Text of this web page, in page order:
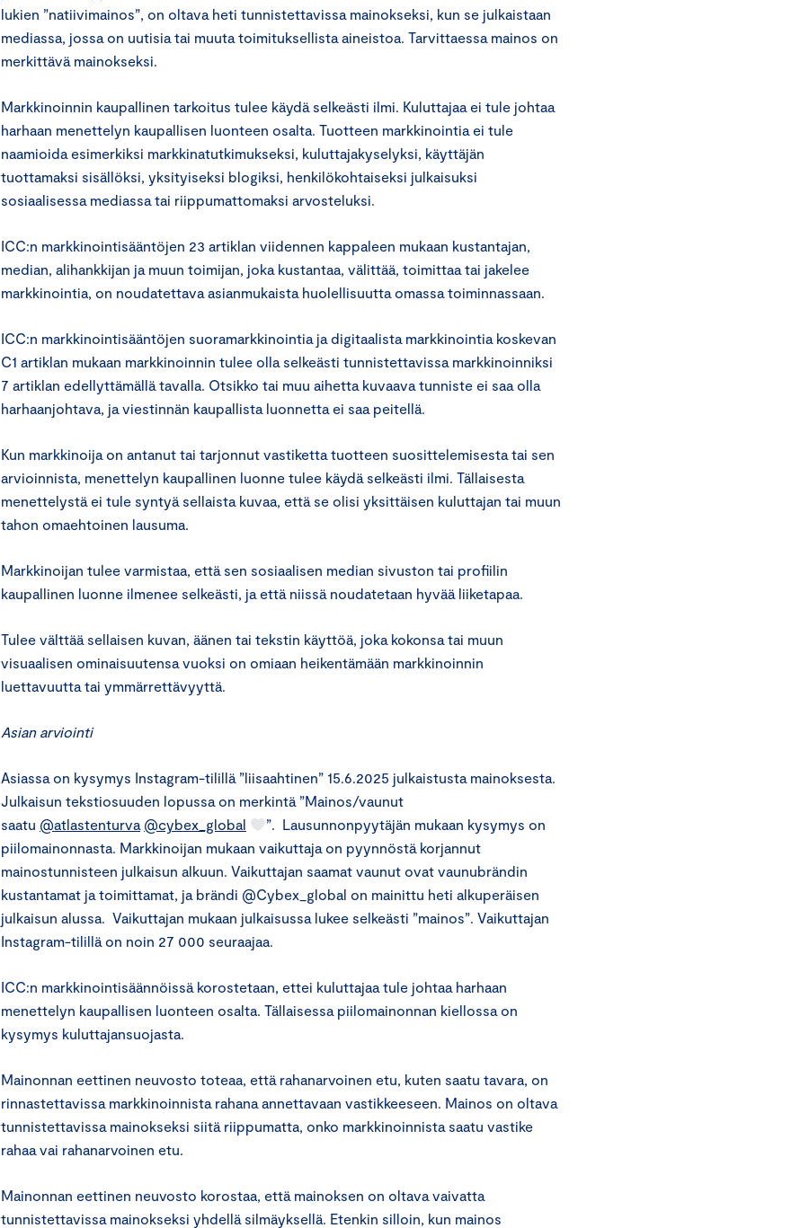
lukien ”natiivimainos”, on oltava heti tunnistettavissa mainokseksi, kun se julkaistaan
mediassa, jossa on uutisia tai muuta toimituksellista aineistoa. Tarvittaessa mainos on
merkittävä mainokseksi.
Markkinoinnin kaupallinen tarkoitus tulee käydä selkeästi ilmi. Kuluttajaa ei tule johtaa
harhaan menettelyn kaupallisen luonteen osalta. Tuotteen markkinointia ei tule
naamioida esimerkiksi markkinatutkimukseksi, kuluttajakyselyksi, käyttäjän
tuottamaksi sisällöksi, yksityiseksi blogiksi, henkilökohtaiseksi julkaisuksi
sosiaalisessa mediassa tai riippumattomaksi arvosteluksi.
ICC:n markkinointisääntöjen 23 artiklan viidennen kappaleen mukaan kustantajan,
median, alihankkijan ja muun toimijan, joka kustantaa, välittää, toimittaa tai jakelee
markkinointia, on noudatettava asianmukaista huolellisuutta omassa toiminnassaan.
ICC:n markkinointisääntöjen suoramarkkinointia ja digitaalista markkinointia koskevan
C1 artiklan mukaan markkinoinnin tulee olla selkeästi tunnistettavissa markkinoinniksi
7 artiklan edellyttämällä tavalla. Otsikko tai muu aihetta kuvaava tunniste ei saa olla
harhaanjohtava, ja viestinnän kaupallista luonnetta ei saa peitellä.
Kun markkinoija on antanut tai tarjonnut vastiketta tuotteen suosittelemisesta tai sen
arvioinnista, menettelyn kaupallinen luonne tulee käydä selkeästi ilmi. Tällaisesta
menettelystä ei tule syntyä sellaista kuvaa, että se olisi yksittäisen kuluttajan tai muun
tahon omaehtoinen lausuma.
Markkinoijan tulee varmistaa, että sen sosiaalisen median sivuston tai profiilin
kaupallinen luonne ilmenee selkeästi, ja että niissä noudatetaan hyvää liiketapaa.
Tulee välttää sellaisen kuvan, äänen tai tekstin käyttöä, joka kokonsa tai muun
visuaalisen ominaisuutensa vuoksi on omiaan heikentämään markkinoinnin
luettavuutta tai ymmärrettävyyttä.
Asian arviointi
Asiassa on kysymys Instagram-tilillä ”liisaahtinen” 15.6.2025 julkaistusta mainoksesta.
Julkaisun tekstiosuuden lopussa on merkintä ”Mainos/vaunut
saatu @atlastenturva @cybex_global
”. Lausunnonpyytäjän mukaan kysymys on
piilomainonnasta. Markkinoijan mukaan vaikuttaja on pyynnöstä korjannut
mainostunnisteen julkaisun alkuun. Vaikuttajan saamat vaunut ovat vaunubrändin
kustantamat ja toimittamat, ja brändi @Cybex_global on mainittu heti alkuperäisen
julkaisun alussa. Vaikuttajan mukaan julkaisussa lukee selkeästi ”mainos”. Vaikuttajan
Instagram-tilillä on noin 27 000 seuraajaa.
ICC:n markkinointisäännöissä korostetaan, ettei kuluttajaa tule johtaa harhaan
menettelyn kaupallisen luonteen osalta. Tällaisessa piilomainonnan kiellossa on
kysymys kuluttajansuojasta.
Mainonnan eettinen neuvosto toteaa, että rahanarvoinen etu, kuten saatu tavara, on
rinnastettavissa markkinoinnista rahana annettavaan vastikkeeseen. Mainos on oltava
tunnistettavissa mainokseksi siitä riippumatta, onko markkinoinnista saatu vastike
rahaa vai rahanarvoinen etu.
Mainonnan eettinen neuvosto korostaa, että mainoksen on oltava vaivatta
tunnistettavissa mainokseksi yhdellä silmäyksellä. Etenkin silloin, kun mainos